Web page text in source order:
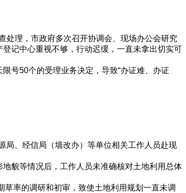
处理，市政府多次召开协调会、现场办公会研究
记中心重视不够，行动迟缓，一直未拿出切实可
号50个的受理业务决定，导致“办证难、办证
、经信局（墙改办）等单位相关工作人员赴现
貌等情况后，工作人员未准确核对土地利用总体
率的调研和初审，致使土地利用规划一直未调